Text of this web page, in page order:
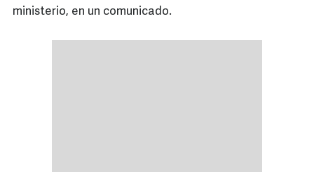
ministerio, en un comunicado.